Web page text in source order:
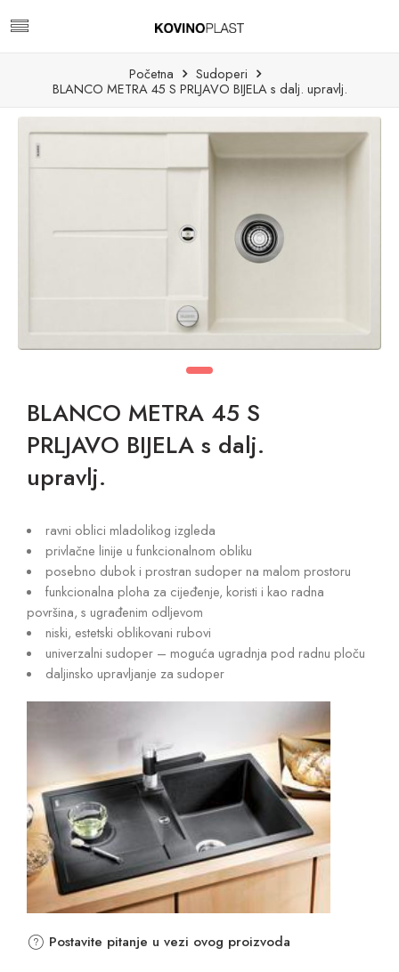
Početna
Sudoperi
BLANCO METRA 45 S PRLJAVO BIJELA s dalj. upravlj.
BLANCO METRA 45 S
PRLJAVO BIJELA s dalj.
upravlj.
ravni oblici mladolikog izgleda
privlačne linije u funkcionalnom obliku
posebno dubok i prostran sudoper na malom prostoru
funkcionalna ploha za cijeđenje, koristi i kao radna
površina, s ugrađenim odljevom
niski, estetski oblikovani rubovi
univerzalni sudoper – moguća ugradnja pod radnu ploču
daljinsko upravljanje za sudoper
Postavite pitanje u vezi ovog proizvoda